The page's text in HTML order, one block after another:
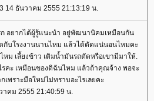
14 ธันวาคม 2555 21:13:19 น.
ก อยากได้ผู้รู้แนะนำ อยู่พัฒนานิคมเหมือนกัน
กับโรงงานนานไหม แล้วได้ตัดแน่นอนไหมคะ
หม เลี้ยงข้าว เติมน้ำมันรถตัดหรือเขามีมาให้.
ะ เหมือนของดิฉันไหม แล้วถ้าคุณจ้าง พอจะ
พราะมือใหม่ไม่ทราบอะไรเลยคะ
คม 2555 21:40:59 น.